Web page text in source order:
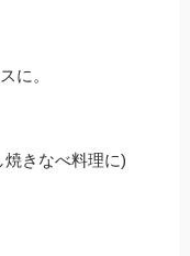
に。
きなべ料理に)